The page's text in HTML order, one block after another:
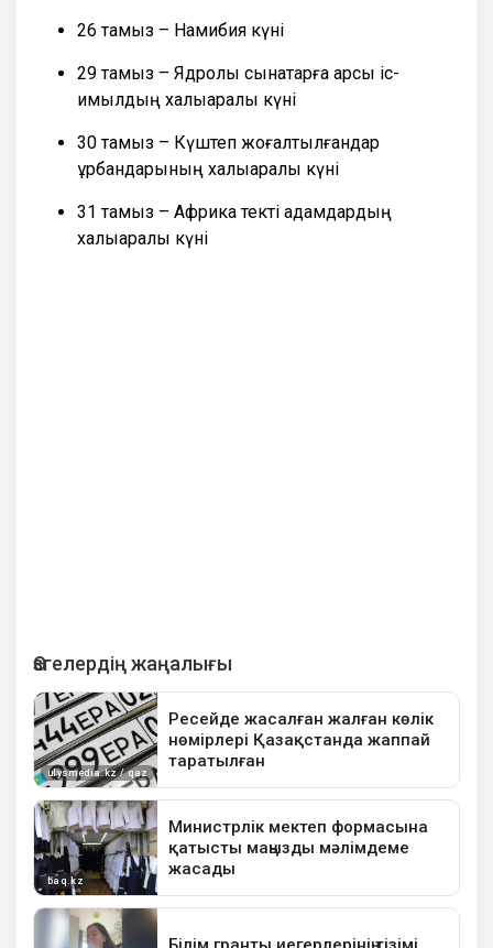
26 тамыз – Намибия күні
29 тамыз – Ядролық сынақтарға қарсы іс-
қимылдың халықаралық күні
30 тамыз – Күштеп жоғалтылғандар
құрбандарының халықаралық күні
31 тамыз – Африка текті адамдардың
халықаралық күні